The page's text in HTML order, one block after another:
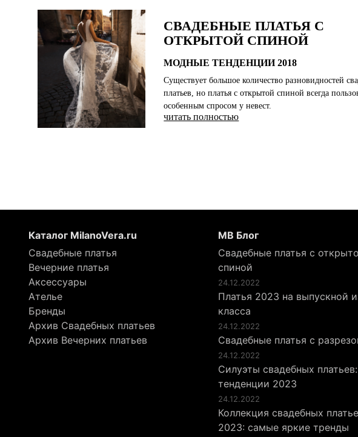
СВАДЕБНЫЕ ПЛАТЬЯ С
ОТКРЫТОЙ СПИНОЙ
МОДНЫЕ ТЕНДЕНЦИИ 2018
Существует большое количество разновидностей
платьев, но платья с открытой спиной всегда
особенным спросом у невест.
читать полностью
Каталог MilanoVera.ru
Свадебные платья
Вечерние платья
Аксессуары
Ателье
Бренды
Архив Свадебных платьев
Архив Вечерних платьев
МВ Блог
Свадебные платья с
спиной
24.12.2022
Платья 2023 на выпускной
класса
24.12.2022
Свадебные платья с
24.12.2022
Силуэты свадебных платьев:
тенденции 2023
24.12.2022
Коллекция свадебных
2023: самые яркие тренды